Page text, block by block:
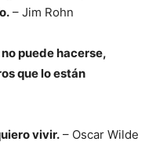
– Jim Rohn
puede hacerse,
que lo están
vivir. – Oscar Wilde